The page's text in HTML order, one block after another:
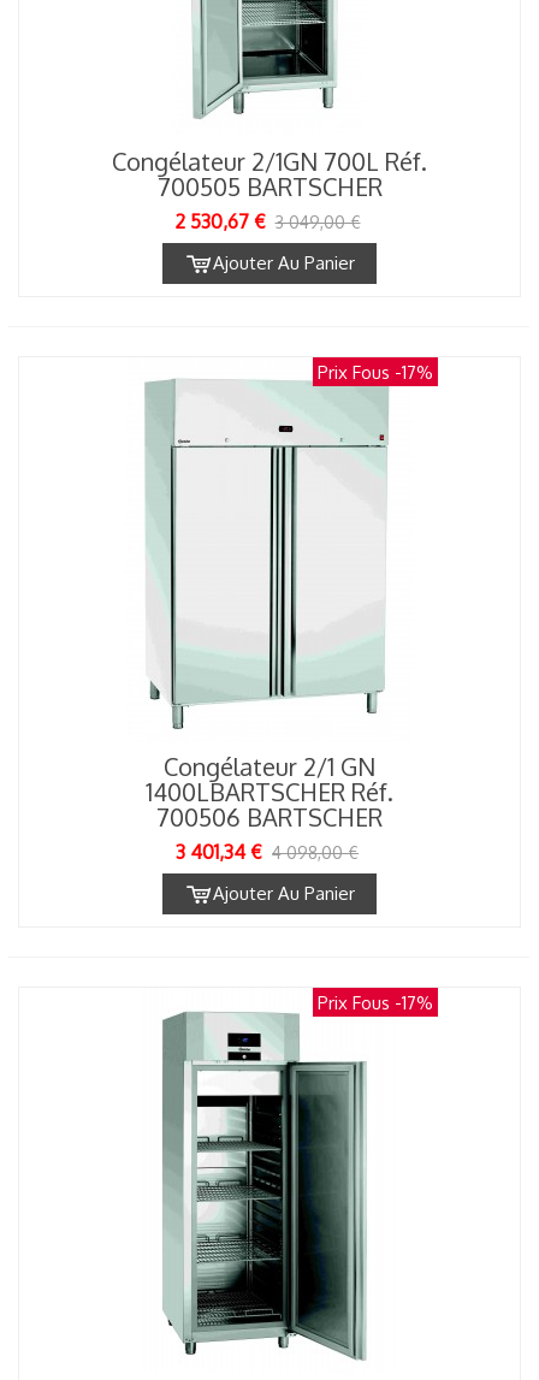
Congélateur 2/1GN 700L Réf.
700505 BARTSCHER
2 530,67 € 3 049,00 €
Ajouter Au Panier
Prix Fous -17%
Congélateur 2/1 GN
1400LBARTSCHER Réf.
700506 BARTSCHER
3 401,34 € 4 098,00 €
Ajouter Au Panier
Prix Fous -17%